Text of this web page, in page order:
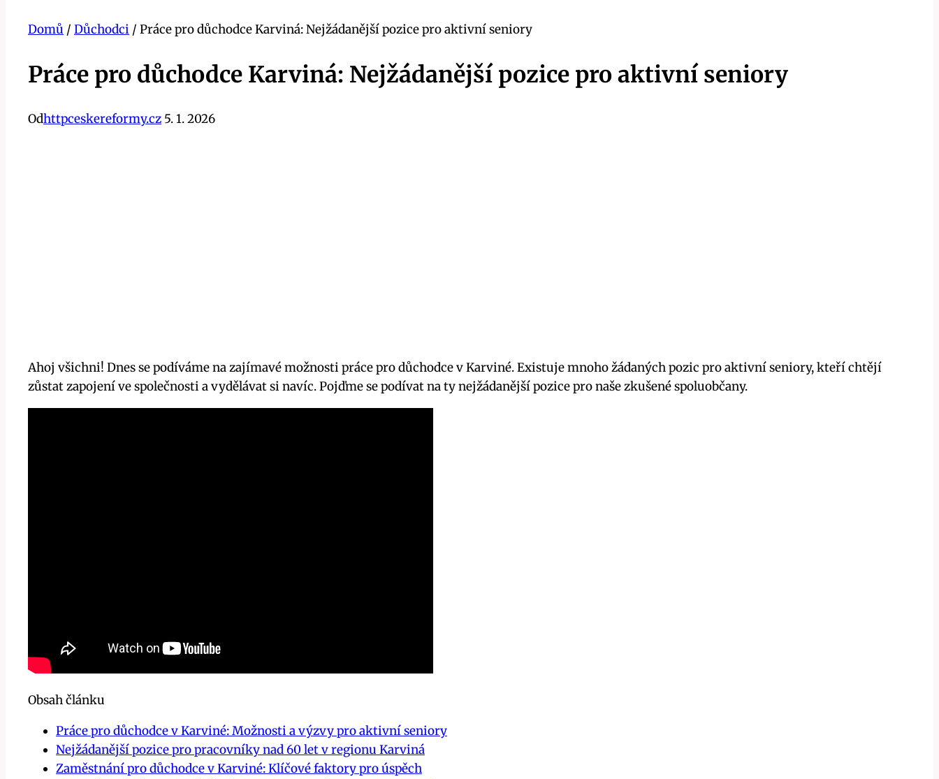
Domů / Důchodci / Práce pro důchodce Karviná: Nejžádanější pozice pro aktivní seniory
Práce pro důchodce Karviná: Nejžádanější pozice pro aktivní seniory
Odhttpceskereformy.cz 5. 1. 2026
Ahoj všichni! Dnes se podíváme na zajímavé možnosti práce pro důchodce v Karviné. Existuje mnoho žádaných pozic pro aktivní seniory, kteří chtějí
zůstat zapojení ve společnosti a vydělávat si navíc. Pojďme se podívat na ty nejžádanější pozice pro naše zkušené spoluobčany.
Obsah článku
Práce pro důchodce v Karviné: Možnosti a výzvy pro aktivní seniory
Nejžádanější pozice pro pracovníky nad 60 let v regionu Karviná
Zaměstnání pro důchodce v Karviné: Klíčové faktory pro úspěch